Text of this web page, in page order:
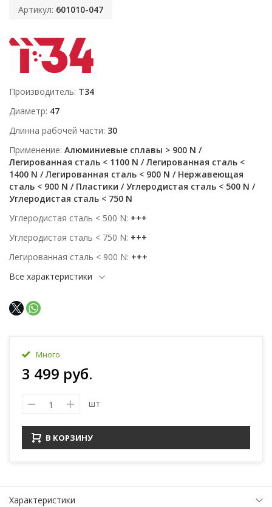
Артикул: 601010-047
Производитель T34
Диаметр 47
Длинна рабочей части 30
Применение Алюминиевые сплавы > 900 N /
Легированная сталь < 1100 N / Легированная сталь <
1400 N / Легированная сталь < 900 N / Нержавеющая
сталь < 900 N / Пластики / Углеродистая сталь < 500 N /
Углеродистая сталь < 750 N
Углеродистая сталь < 500 N +++
Углеродистая сталь < 750 N +++
Легированная сталь < 900 N +++
Все характеристики
Много
3 499 руб.
шт
В КОРЗИНУ
Характеристики